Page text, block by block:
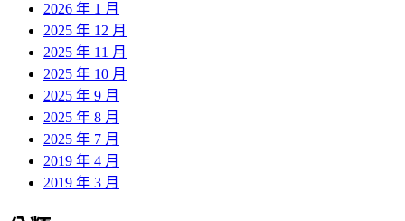
2026 年 1 月
2025 年 12 月
2025 年 11 月
2025 年 10 月
2025 年 9 月
2025 年 8 月
2025 年 7 月
2019 年 4 月
2019 年 3 月